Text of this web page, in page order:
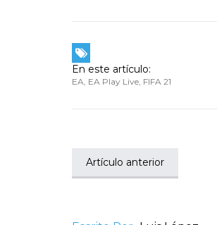
En este artículo:
EA, EA Play Live, FIFA 21
Artículo anterior